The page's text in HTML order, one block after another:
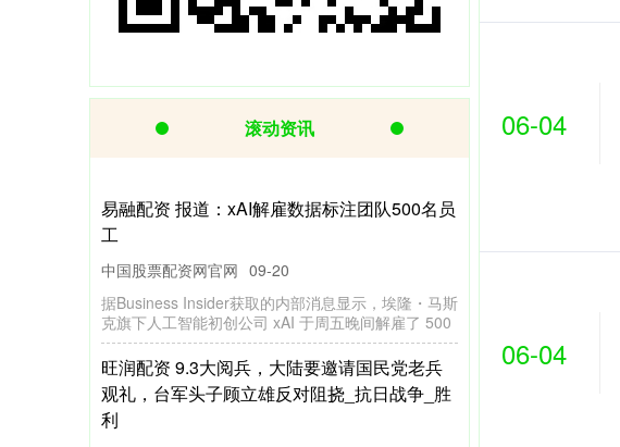
06-04
06-04
滚动资讯
掌上乾坤 熊猫杯：韩国1
九五配资
12-27
北京时间11月18日下午，熊猫杯的一场关键比赛落下
帷幕，韩国U22队以1比0战胜越南U22队，现在积6分
暂居积分榜首位，